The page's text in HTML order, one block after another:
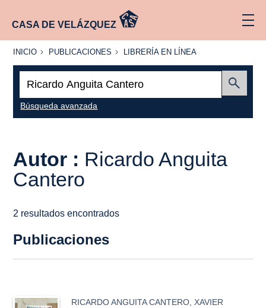
CASA DE VELÁZQUEZ
INICIO
INICIO PUBLICACIONES
PUBLICACIONES
LIBRERÍA
LÍNEA
LIBRERÍA EN LÍNEA
Búsqueda avanzada
Autor : Ricardo Anguita
Cantero
2 resultados encontrados
Publicaciones
RICARDO ANGUITA CANTERO XAVIER